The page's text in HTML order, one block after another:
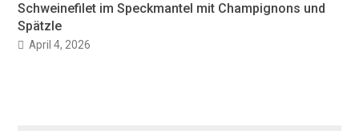
Schweinefilet im Speckmantel mit Champignons und
Spätzle
April 4, 2026